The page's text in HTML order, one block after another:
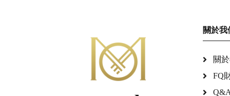
關於我
關
FQ